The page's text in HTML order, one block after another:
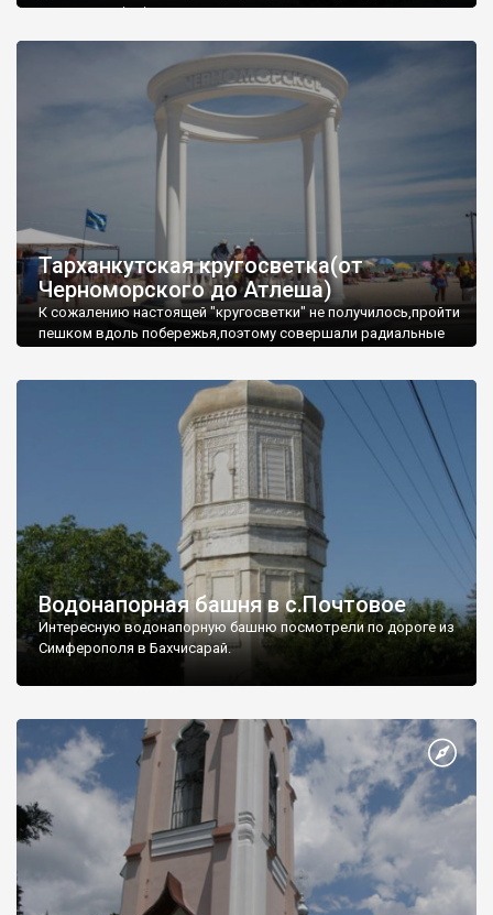
запрошую відвідати це
Тарханкутская кругосветка(от
Черноморского до Атлеша)
К сожалению настоящей "кругосветки" не получилось,пройти
пешком вдоль побережья,поэтому совершали радиальные
Водонапорная башня в с.Почтовое
Интересную водонапорную башню посмотрели по дороге из
Симферополя в Бахчисарай.